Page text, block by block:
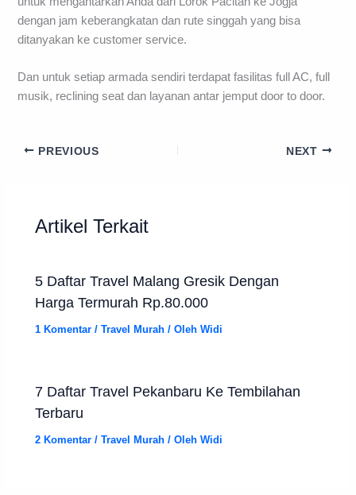
dengan jam keberangkatan dan rute singgah yang bisa
ditanyakan ke customer service.
Dan untuk setiap armada sendiri terdapat fasilitas full AC, full
musik, reclining seat dan layanan antar jemput door to door.
PREVIOUS NEXT
Artikel Terkait
5 Daftar Travel Malang Gresik Dengan
Harga Termurah Rp.80.000
1 Komentar /Travel Murah / OlehWidi
7 Daftar Travel Pekanbaru Ke Tembilahan
Terbaru
2 Komentar /Travel Murah / OlehWidi